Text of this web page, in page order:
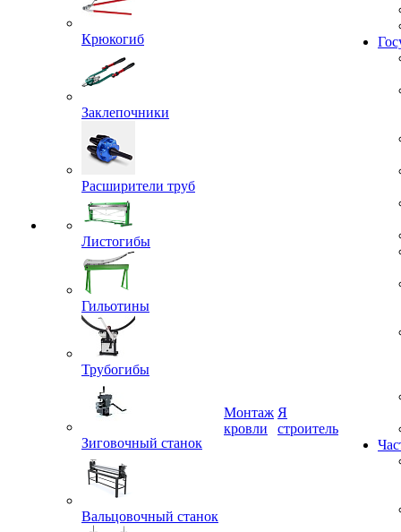
Крюкогиб
Заклепочники
Расширители труб
Листогибы
Гильотины
Трубогибы
Зиговочный станок
Вальцовочный станок
Монтаж
Я